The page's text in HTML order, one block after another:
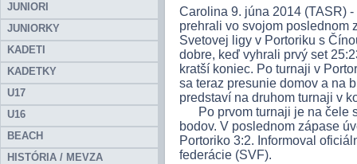
JUNIORI
JUNIORKY
KADETI
KADETKY
U17
U16
BEACH
HISTÓRIA / MEVZA
Carolina 9. júna 2014 (TASR)
prehrali vo svojom poslednom
Svetovej ligy v Portoriku s
dobre, keď vyhrali prvý set
kratší koniec. Po turnaji v
sa teraz presunie domov a na
predstaví na druhom turnaji v
Po prvom turnaji je na čele
bodov. V poslednom zápase
Portoriko 3:2. Informoval
federácie (SVF).